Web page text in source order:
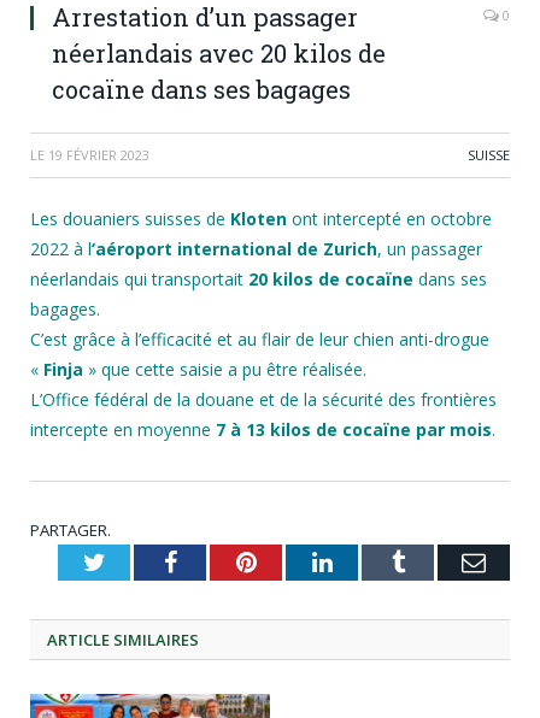
Arrestation d’un passager
néerlandais avec 20 kilos de
cocaïne dans ses bagages
0
LE 19 FÉVRIER 2023 SUISSE
Les douaniers suisses de Kloten ont intercepté en octobre
2022 à l‘aéroport international de Zurich, un passager
néerlandais qui transportait 20 kilos de cocaïne dans ses
bagages.
C’est grâce à l’efficacité et au flair de leur chien anti-drogue
« Finja » que cette saisie a pu être réalisée.
L’Office fédéral de la douane et de la sécurité des frontières
intercepte en moyenne 7 à 13 kilos de cocaïne par mois.
PARTAGER.
TwitterFacebookPinterestLinkedInTumblr
ARTICLE SIMILAIRES